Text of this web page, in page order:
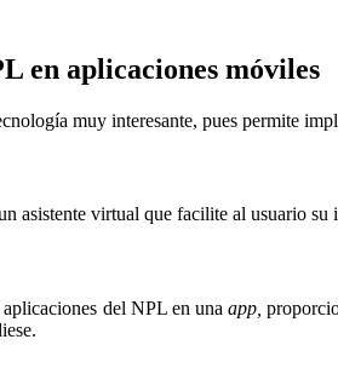
en aplicaciones móviles
muy interesante, pues permite
asistente virtual que facilite al usuario su
del NPL en unaapp,